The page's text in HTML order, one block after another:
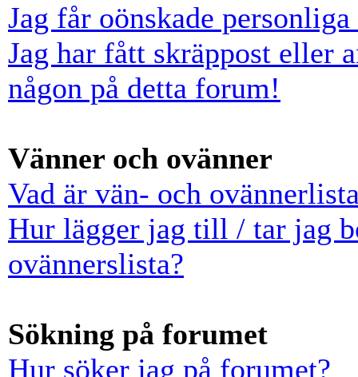
Jag får oönskade
Jag har fått skräppost eller
någon på detta forum!
Vänner och ovänner
Vad är vän- och
Hur lägger jag till / tar jag
ovännerslista?
Sökning på forumet
Hur söker jag på forumet?